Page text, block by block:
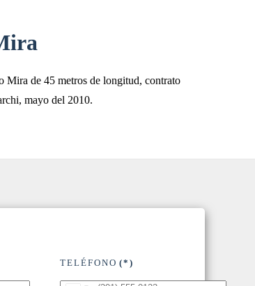
Mira de 45 metros de longitud, contrato
mayo del 2010.
TELÉFONO (*)